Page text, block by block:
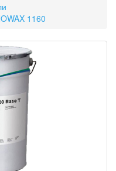
1160